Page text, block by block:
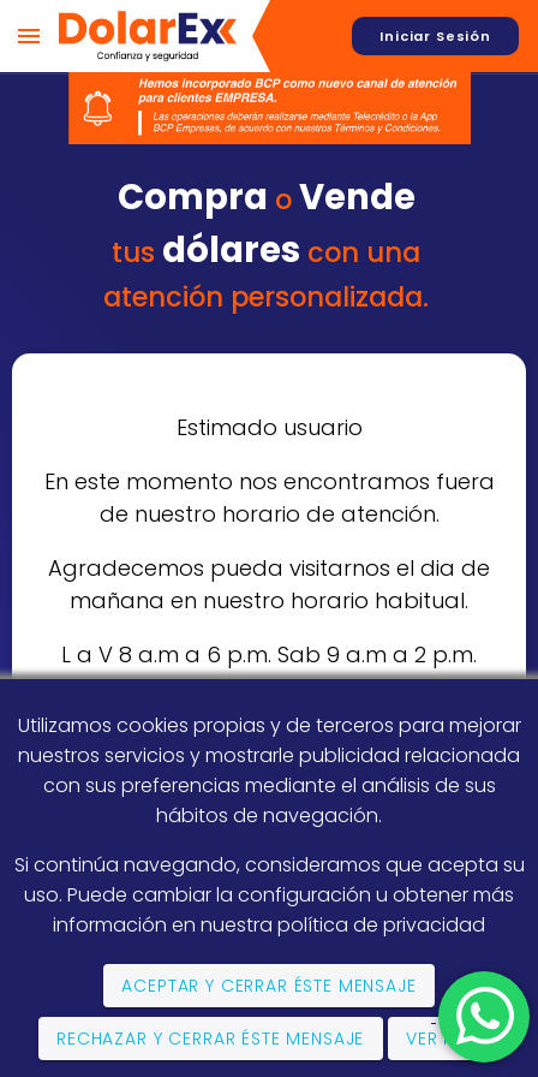
Iniciar Sesión
Compra oVende
tus dólares con una
atención personalizada.
Estimado usuario
En este momento nos encontramos fuera
de nuestro horario de atención.
Agradecemos pueda visitarnos el dia de
mañana en nuestro horario habitual.
L a V 8 a.m a 6 p.m. Sab 9 a.m a 2 p.m.
Registrados
en la SBS
Utilizamos cookies propias y de terceros para mejorar
nuestros servicios y mostrarle publicidad relacionada
con sus preferencias mediante el análisis de sus
hábitos de navegación.
Si continúa navegando, consideramos que acepta su
uso. Puede cambiar la configuración u obtener más
información en nuestra política de privacidad
ACEPTAR Y CERRAR ÉSTE MENSAJE
RECHAZAR Y CERRAR ÉSTE MENSAJE VER MÁS